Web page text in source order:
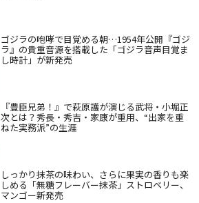
ゴジラの咆哮で目覚める朝…1954年公開『ゴジ
ラ』の貴重音源を搭載した「ゴジラ音声目覚ま
し時計」が新発売
『豊臣兄弟！』で萩原護が演じる武将・小堀正
次とは？秀長・秀吉・家康が重用、“出家を重
ねた実務派”の生涯
しっかり抹茶の味わい、さらに果実の香りも楽
しめる「無糖フレーバー抹茶」ストロベリー、
マンゴー新発売